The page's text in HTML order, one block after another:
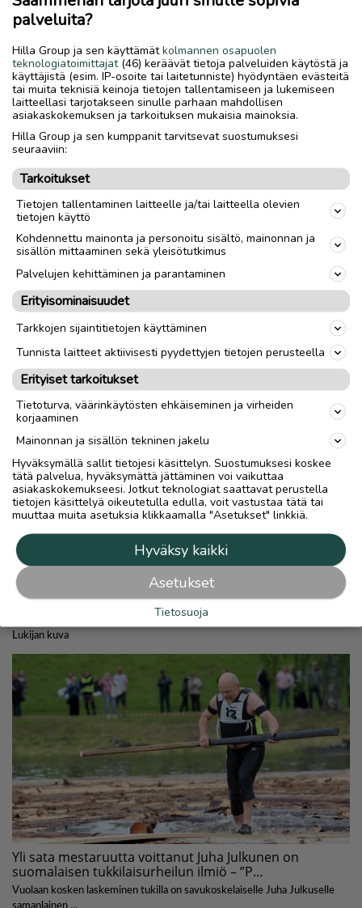
palveluita?
Hilla Group ja sen käyttämätkolmannen osapuolen
teknologiatoimittajat(46) keräävät tietoja palveluiden käytöstä ja
käyttäjistä (esim. IP-osoite tai laitetunniste) hyödyntäen evästeitä
tai muita teknisiä keinoja tietojen tallentamiseen ja lukemiseen
laitteellasi tarjotakseen sinulle parhaan mahdollisen
asiakaskokemuksen ja tarkoituksen mukaisia mainoksia.
Hilla Group ja sen kumppanit tarvitsevat suostumuksesi
seuraaviin:
Tarkoitukset
Tietojen tallentaminen laitteelle ja/tai laitteella olevien
tietojen käyttö
Kohdennettu mainonta ja personoitu sisältö, mainonnan ja
sisällön mittaaminen sekä yleisötutkimus
Palvelujen kehittäminen ja parantaminen
Erityisominaisuudet
Tarkkojen sijaintitietojen käyttäminen
Tunnista laitteet aktiivisesti pyydettyjen tietojen perusteella
Erityiset tarkoitukset
Tietoturva, väärinkäytösten ehkäiseminen ja virheiden
korjaaminen
Mainonnan ja sisällön tekninen jakelu
Hyväksymällä sallit tietojesi käsittelyn. Suostumuksesi koskee
tätä palvelua, hyväksymättä jättäminen voi vaikuttaa
asiakaskokemukseesi. Jotkut teknologiat saattavat perustella
tietojen käsittelyä oikeutetulla edulla, voit vastustaa tätä tai
muuttaa muita asetuksia klikkaamalla "Asetukset" linkkiä.
Hyväksy kaikki
Asetukset
Tietosuoja